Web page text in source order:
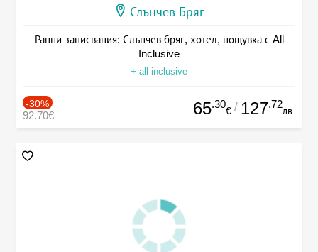
Слънчев Бряг
Ранни записвания: Слънчев бряг, хотел, нощувка с All
Inclusive
+ all inclusive
-30%
92.70€ 65.30
€ / 127.72
лв.